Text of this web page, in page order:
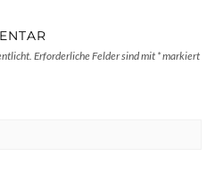
Erforderliche Felder sind mit *markiert